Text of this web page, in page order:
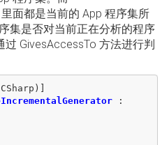
里面都是当前的 App 程序集所
集是否对当前正在分析的程序
过 GivesAccessTo 方法进行判
CSharp )]
: